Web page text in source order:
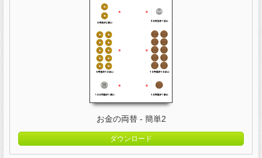
お金の両替 - 簡単2
ダウンロード